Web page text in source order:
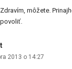
Zdravím, môžete.
povoliť.
2013 o 14:27